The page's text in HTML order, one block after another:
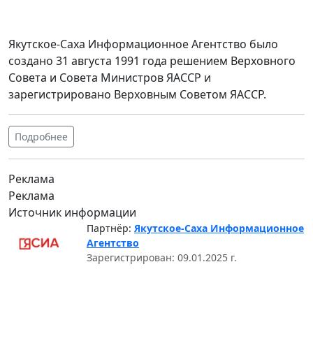
Якутское-Саха Информационное Агентство было
создано 31 августа 1991 года решением Верховного
Совета и Совета Министров ЯАССР и
зарегистрировано Верховным Советом ЯАССР.
Подробнее
Реклама
Реклама
Источник информации
Партнёр: Якутское-Саха Информационное
Агентство
Зарегистрирован: 09.01.2025 г.